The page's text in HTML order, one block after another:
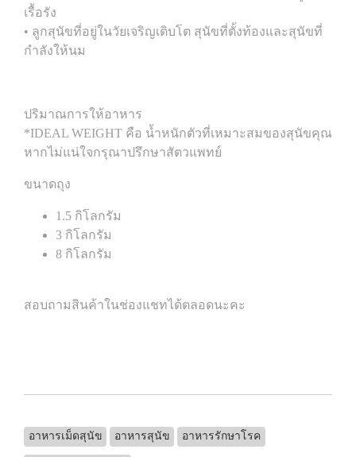
เรื้อรัง
• ลูกสุนัขที่อยู่ในวัยเจริญเติบโต สุนัขที่ตั้งท้องและสุนัขที่
กำลังให้นม
ปริมาณการให้อาหาร
*IDEAL WEIGHT คือ น้ำหนักตัวที่เหมาะสมของสุนัขคุณ
หากไม่แน่ใจกรุณาปรึกษาสัตวแพทย์
ขนาดถุง
1.5 กิโลกรัม
3 กิโลกรัม
8 กิโลกรัม
สอบถามสินค้าในช่องแชทได้ตลอดนะคะ
อาหารเม็ดสุนัข อาหารสุนัข อาหารรักษาโรค